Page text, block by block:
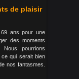
de plaisir
ans pour une
des moments
pourrions
qui serait bien
nos fantasmes.